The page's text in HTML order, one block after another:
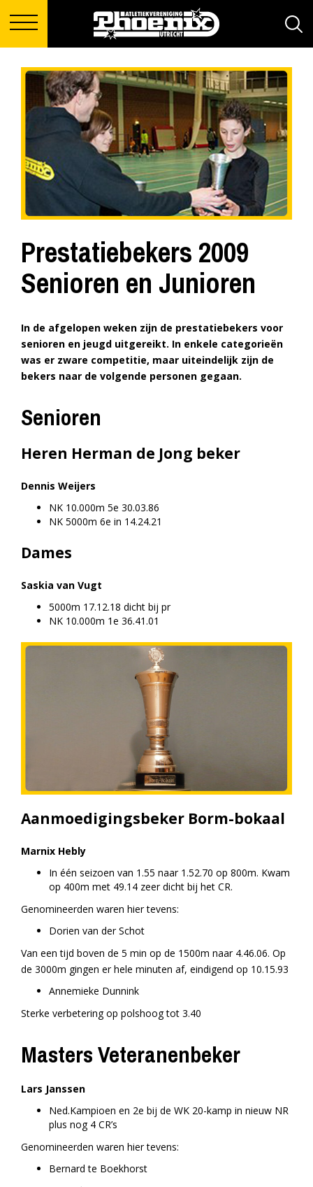
Prestatiebekers 2009
Senioren en Junioren
In de afgelopen weken zijn de prestatiebekers voor
senioren en jeugd uitgereikt. In enkele categorieën
was er zware competitie, maar uiteindelijk zijn de
bekers naar de volgende personen gegaan.
Senioren
Heren Herman de Jong beker
Dennis Weijers
NK 10.000m 5e 30.03.86
NK 5000m 6e in 14.24.21
Dames
Saskia van Vugt
5000m 17.12.18 dicht bij pr
NK 10.000m 1e 36.41.01
Aanmoedigingsbeker Borm-bokaal
Marnix Hebly
In één seizoen van 1.55 naar 1.52.70 op 800m. Kwam
op 400m met 49.14 zeer dicht bij het CR.
Genomineerden waren hier tevens:
Dorien van der Schot
Van een tijd boven de 5 min op de 1500m naar 4.46.06. Op
de 3000m gingen er hele minuten af, eindigend op 10.15.93
Annemieke Dunnink
Sterke verbetering op polshoog tot 3.40
Masters Veteranenbeker
Lars Janssen
Ned.Kampioen en 2e bij de WK 20-kamp in nieuw NR
plus nog 4 CR’s
Genomineerden waren hier tevens:
Bernard te Boekhorst